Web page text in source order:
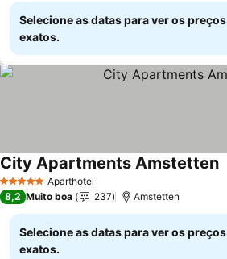
Selecione as datas para ver os preços
exatos.
5 Estrelas Aparthotel
City Apartments Amstetten
8,2 Muito boa 237 Amstetten
Selecione as datas para ver os preços
exatos.